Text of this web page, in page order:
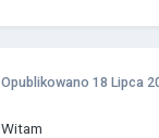
Opublikowano 18 Lipca
Witam